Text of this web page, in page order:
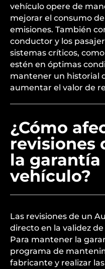
vehículo opere de
mejorar el consumo
emisiones. También
conductor y los
sistemas críticos,
estén en óptimas
mantener un historial
aumentar el valor de
¿Cómo
revisiones
la garantía
vehículo?
Las revisiones de un
directo en la validez
Para mantener la
programa de
fabricante y realizar